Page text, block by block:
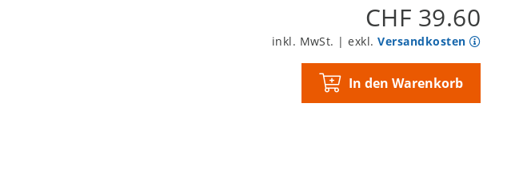
CHF 39.60
inkl. MwSt. | exkl.Versandkosten
In den Warenkorb